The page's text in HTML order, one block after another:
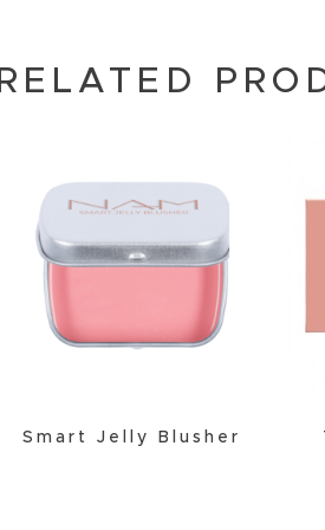
RELATED
Smart Jelly Blusher